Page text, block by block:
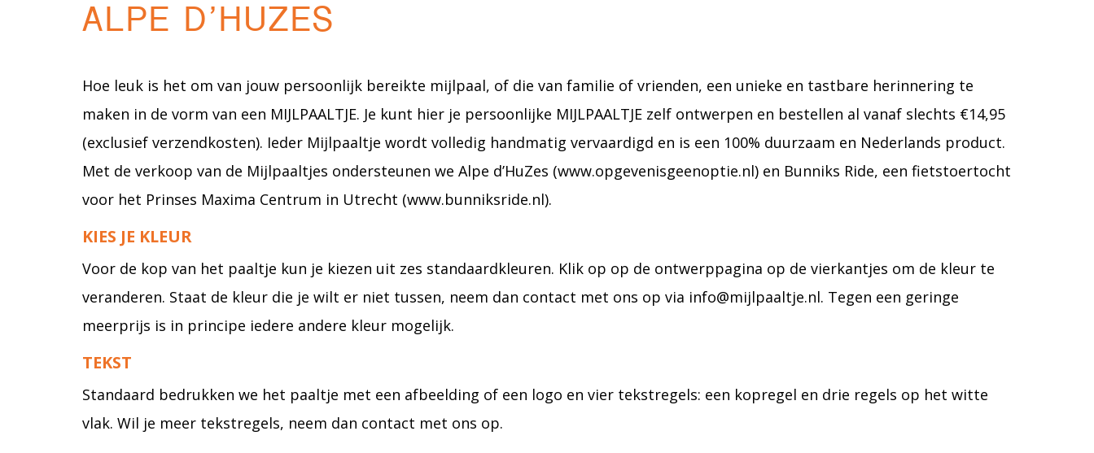
ALPE D’HUZES
Hoe leuk is het om van jouw persoonlijk bereikte mijlpaal, of die van familie of vrienden, een unieke en tastbare herinnering te
maken in de vorm van een MIJLPAALTJE. Je kunt hier je persoonlijke MIJLPAALTJE zelf ontwerpen en bestellen al vanaf slechts €14,95
(exclusief verzendkosten). Ieder Mijlpaaltje wordt volledig handmatig vervaardigd en is een 100% duurzaam en Nederlands product.
Met de verkoop van de Mijlpaaltjes ondersteunen we Alpe d’HuZes (www.opgevenisgeenoptie.nl) en Bunniks Ride, een fietstoertocht
voor het Prinses Maxima Centrum in Utrecht (www.bunniksride.nl).
KIES JE KLEUR
Voor de kop van het paaltje kun je kiezen uit zes standaardkleuren. Klik op op de ontwerppagina op de vierkantjes om de kleur te
veranderen. Staat de kleur die je wilt er niet tussen, neem dan contact met ons op via info@mijlpaaltje.nl. Tegen een geringe
meerprijs is in principe iedere andere kleur mogelijk.
TEKST
Standaard bedrukken we het paaltje met een afbeelding of een logo en vier tekstregels: een kopregel en drie regels op het witte
vlak. Wil je meer tekstregels, neem dan contact met ons op.